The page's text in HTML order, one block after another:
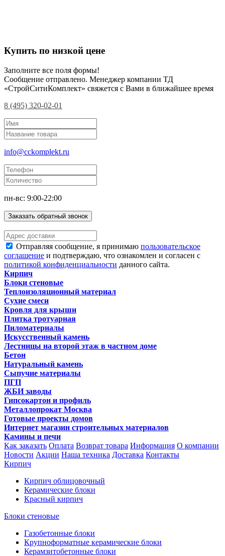
Купить по низкой цене
Заполните все поля формы!
Сообщение отправлено. Менеджер компании ТД
«СтройСитиКомплект» свяжется с Вами в ближайшее время
8 (495) 320-02-01
info@cckomplekt.ru
пн-вс: 9:00-22:00
Заказать обратный звонок
Отправляя сообщение, я принимаю пользовательское
соглашение и подтверждаю, что ознакомлен и согласен с
политикой конфиденциальности данного сайта.
Кирпич
Блоки стеновые
Теплоизоляционный материал
Сухие смеси
Кровля для крыши
Плитка тротуарная
Пиломатериалы
Искусственный камень
Лестницы на второй этаж в частном доме
Бетон
Натуральный камень
Сыпучие материалы
ПГП
ЖБИ заводы
Гипсокартон и профиль
Металлопрокат Москва
Готовые проекты домов
Интернет магазин строительных материалов
Камины и печи
Как заказать Оплата Возврат товара Информация О компании
Новости Акции Наша техника Доставка Контакты
Кирпич
Кирпич облицовочный
Керамические блоки
Красный кирпич
Блоки стеновые
Газобетонные блоки
Крупноформатные керамические блоки
Керамзитобетонные блоки